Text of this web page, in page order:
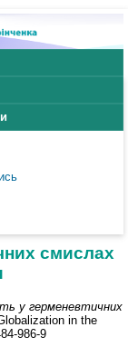
смислах
у герменевтичних
in the
986-9